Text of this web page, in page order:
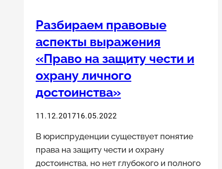
Разбираем правовые
аспекты выражения
«Право на защиту чести и
охрану личного
достоинства»
11.12.201716.05.2022
В юриспруденции существует понятие
права на защиту чести и охрану
достоинства, но нет глубокого и полного